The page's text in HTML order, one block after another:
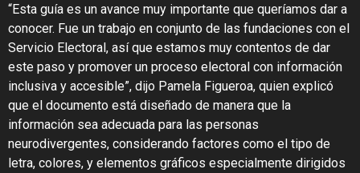
“Esta guía es un avance muy importante que queríamos dar a
conocer. Fue un trabajo en conjunto de las fundaciones con el
Servicio Electoral, así que estamos muy contentos de dar
este paso y promover un proceso electoral con información
inclusiva y accesible”, dijo Pamela Figueroa, quien explicó
que el documento está diseñado de manera que la
información sea adecuada para las personas
neurodivergentes, considerando factores como el tipo de
letra, colores, y elementos gráficos especialmente dirigidos